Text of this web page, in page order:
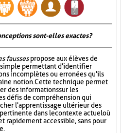
sont-elles exactes ?
faussespropose aux élèves de
permettant d'identifier
incomplètes ou erronées qu'ils
notion. Cette technique permet
des informations sur les
défis de compréhension qui
l'apprentissage ultérieur des
dans le contexte actuel où
rapidement accessible, sans pour